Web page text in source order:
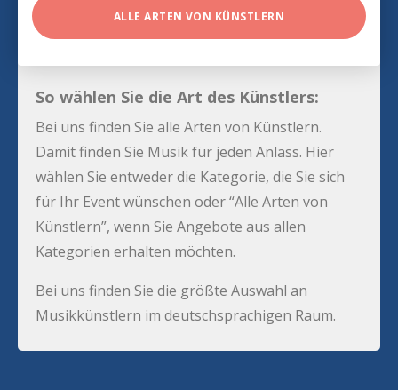
ALLE ARTEN VON KÜNSTLERN
So wählen Sie die Art des Künstlers:
Bei uns finden Sie alle Arten von Künstlern.
Damit finden Sie Musik für jeden Anlass. Hier
wählen Sie entweder die Kategorie, die Sie sich
für Ihr Event wünschen oder “Alle Arten von
Künstlern”, wenn Sie Angebote aus allen
Kategorien erhalten möchten.
Bei uns finden Sie die größte Auswahl an
Musikkünstlern im deutschsprachigen Raum.